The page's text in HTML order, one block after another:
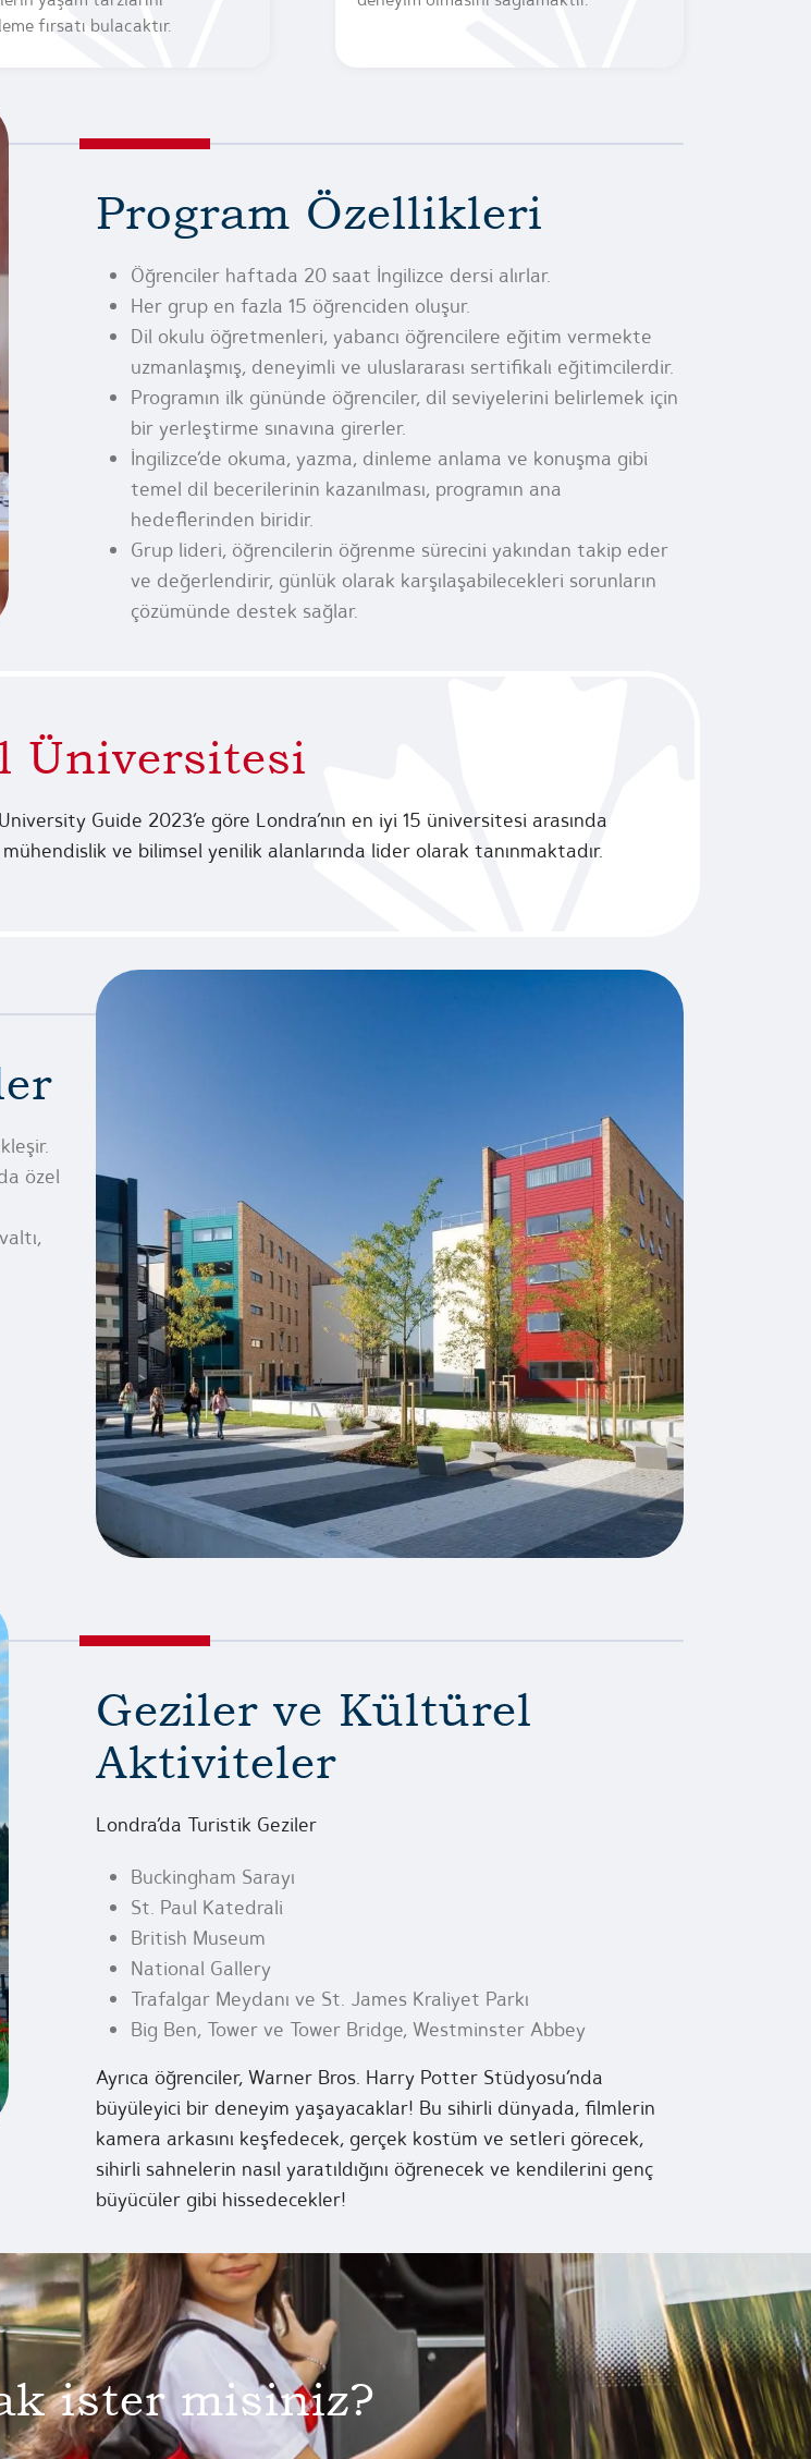
fırsatı bulacaktır.
Program Özellikleri
Öğrenciler haftada 20 saat İngilizce dersi alırlar.
Her grup en fazla 15 öğrenciden oluşur.
Dil okulu öğretmenleri, yabancı öğrencilere eğitim vermekte
uzmanlaşmış, deneyimli ve uluslararası sertifikalı eğitimcilerdir.
Programın ilk gününde öğrenciler, dil seviyelerini belirlemek için
bir yerleştirme sınavına girerler.
İngilizce’de okuma, yazma, dinleme anlama ve konuşma gibi
temel dil becerilerinin kazanılması, programın ana
hedeflerinden biridir.
Grup lideri, öğrencilerin öğrenme sürecini yakından takip eder
ve değerlendirir, günlük olarak karşılaşabilecekleri sorunların
çözümünde destek sağlar.
Üniversitesi
Guide 2023’e göre Londra’nın en iyi 15 üniversitesi arasında
ve bilimsel yenilik alanlarında lider olarak tanınmaktadır.
özel
Geziler ve Kültürel
Aktiviteler
Londra’da Turistik Geziler
Buckingham Sarayı
St. Paul Katedrali
British Museum
National Gallery
Trafalgar Meydanı ve St. James Kraliyet Parkı
Big Ben, Tower ve Tower Bridge, Westminster Abbey
Ayrıca öğrenciler, Warner Bros. Harry Potter Stüdyosu’nda
büyüleyici bir deneyim yaşayacaklar! Bu sihirli dünyada, filmlerin
kamera arkasını keşfedecek, gerçek kostüm ve setleri görecek,
sihirli sahnelerin nasıl yaratıldığını öğrenecek ve kendilerini genç
büyücüler gibi hissedecekler!
ister misiniz?